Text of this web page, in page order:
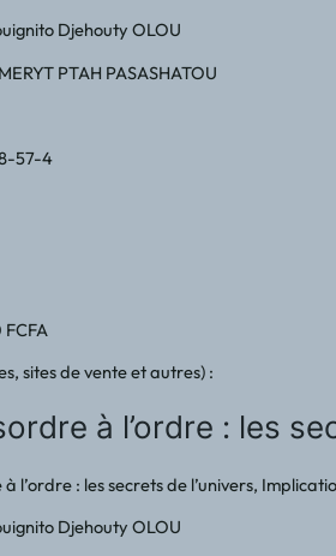
Djehouty OLOU
PTAH PASASHATOU
57-4
sites de vente et autres) :
à l’ordre : les
l’ordre : les secrets de l’univers,
Djehouty OLOU